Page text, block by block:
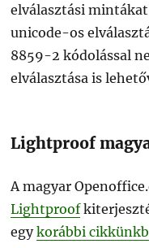
elválasztási
unicode-os
8859-2 kódolással
elválasztása is
Lightproof
A magyar
Lightproof
egykorábbi